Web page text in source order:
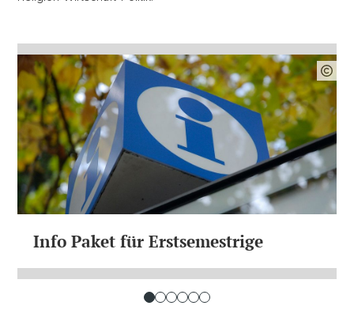
Info Paket für Erstsemestrige